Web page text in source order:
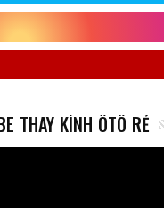
THAY KÍNH ÔTÔ RẺ